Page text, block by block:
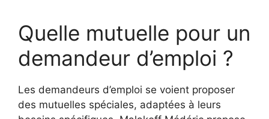
Quelle mutuelle pour un
demandeur d’emploi ?
Les demandeurs d’emploi se voient proposer
des mutuelles spéciales, adaptées à leurs